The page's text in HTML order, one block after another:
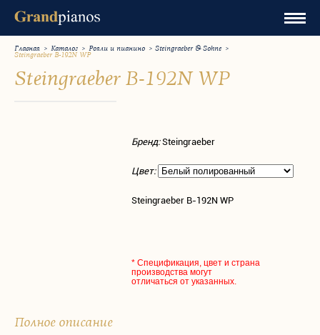
Главная > Каталог > Рояли и пианино > Steingraeber & Sohne >
Steingraeber B-192N WP
Steingraeber B-192N WP
Бренд:Steingraeber
Цвет:
Steingraeber B-192N WP
* Спецификация, цвет и страна
производства могут
отличаться от указанных.
Полное описание